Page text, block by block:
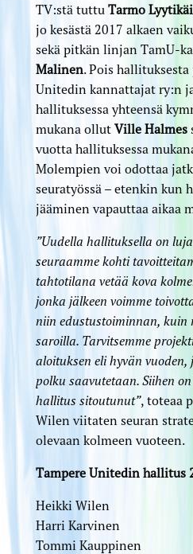
TV:stä tuttu Tarmo
jo kesästä 2017 alkaen
sekä pitkän linjan TamU-
Malinen. Pois hallituksesta
Unitedin kannattajat ry:n
hallituksessa yhteensä
mukana ollut Ville Halmes
vuotta hallituksessa
Molempien voi odottaa
seuratyössä – etenkin kun
jääminen vapauttaa aikaa
”Uudella hallituksella on
seuraamme kohti
tahtotilana vetää kova
jonka jälkeen voimme
niin edustustoiminnan, kuin
saroilla. Tarvitsemme
aloituksen eli hyvän vuoden,
polku saavutetaan. Siihen on
hallitus sitoutunut”, toteaa
Wilen viitaten seuran
olevaan kolmeen vuoteen.
Tampere Unitedin hallitus
Heikki Wilen
Harri Karvinen
Tommi Kauppinen